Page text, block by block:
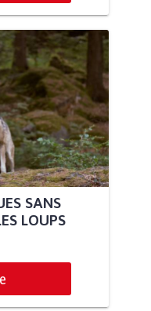
SANS
LOUPS